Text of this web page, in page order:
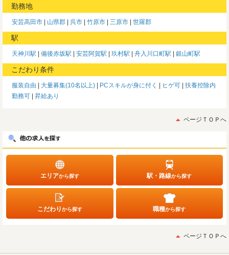
勤務地
安芸高田市 山県郡 呉市 竹原市 三原市 世羅郡
駅
天神川駅 備後赤坂駅 安芸阿賀駅 玖村駅 舟入川口町駅 銀山町駅
こだわり条件
服装自由 大量募集(10名以上) PCスキルが身に付く ヒゲ可
扶養控除内
勤務可
昇給あり
ページＴＯＰへ
エリアから探す 駅・路線から探す
こだわりから探す 職種から探す
ページＴＯＰへ